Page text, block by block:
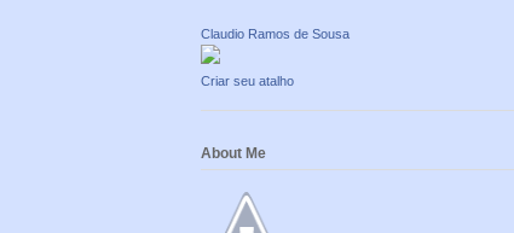
Claudio Ramos de Sousa
Criar seu atalho
About Me